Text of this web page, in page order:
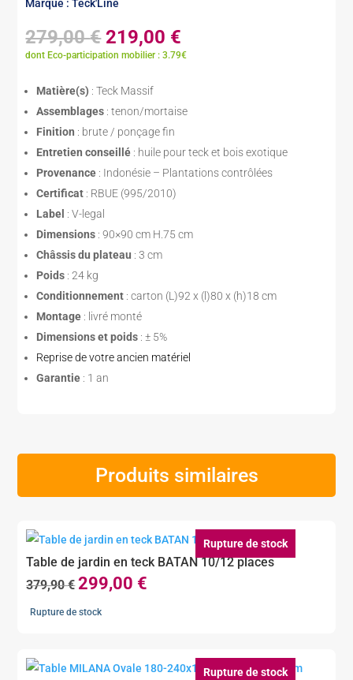
Marque : Teck'Line
279,00€Le
prix
était :
279,00 €.
219,00 €
prix
219,00 €.
dont Eco-participation mobilier : 3.79€
Matière(s) : Teck Massif
Assemblages : tenon/mortaise
Finition : brute / ponçage fin
Entretien conseillé : huile pour teck et bois exotique
Provenance : Indonésie – Plantations contrôlées
Certificat : RBUE (995/2010)
Label : V-legal
Dimensions : 90×90 cm H.75 cm
Châssis du plateau : 3 cm
Poids : 24 kg
Conditionnement : carton (L)92 x (l)80 x (h)18 cm
Montage : livré monté
Dimensions et poids : ± 5%
Reprise de votre ancien matériel
Garantie : 1 an
Produits similaires
Rupture de stock
Table de jardin en teck BATAN 10/12 places
379,90€Le
prix
379,90 €.
299,00 €
299,00 €.
Rupture de stock
Rupture de stock